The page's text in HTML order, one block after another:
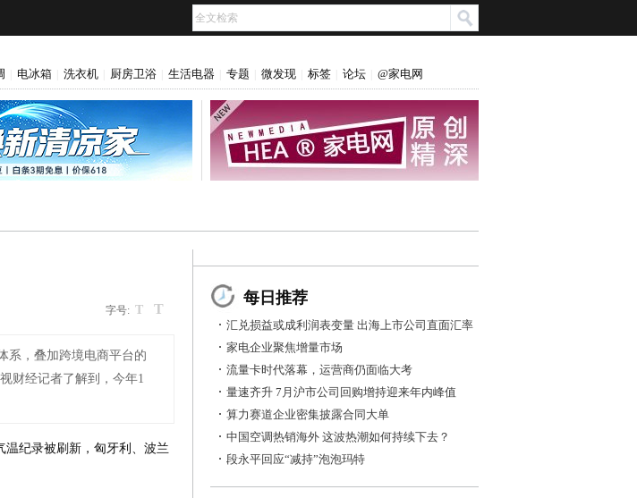
电冰箱 洗衣机 厨房卫浴 生活电器 专题 微发现 标签 论坛 @家电网
字号: T T
系，叠加跨境电商平台的
财经记者了解到，今年1
温纪录被刷新，匈牙利、波兰
每日推荐
汇兑损益或成利润表变量 出海上市公司直面汇率
风控大考
家电企业聚焦增量市场
流量卡时代落幕，运营商仍面临大考
量速齐升 7月沪市公司回购增持迎来年内峰值
算力赛道企业密集披露合同大单
中国空调热销海外 这波热潮如何持续下去？
段永平回应“减持”泡泡玛特